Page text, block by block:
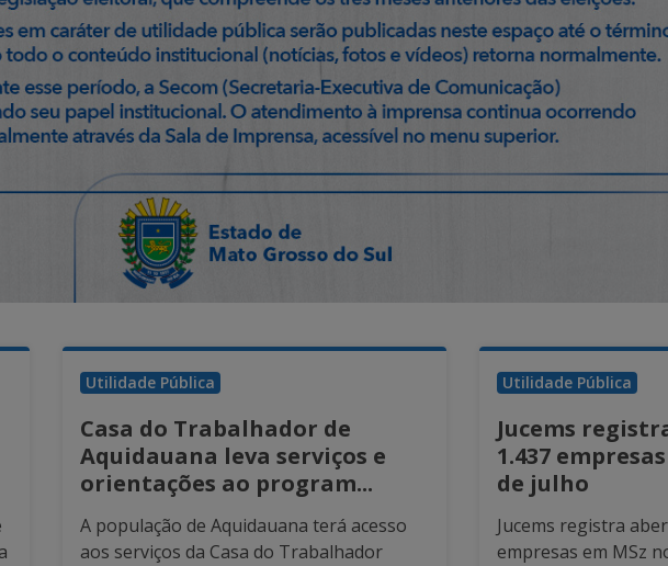
Utilidade Pública
Casa do Trabalhador de
Aquidauana leva serviços e
orientações ao program...
A população de Aquidauana terá acesso
aos serviços da Casa do Trabalhador
Utilidade Pública
Jucems
1.437
de julho
Jucems registra
empresas em MSz